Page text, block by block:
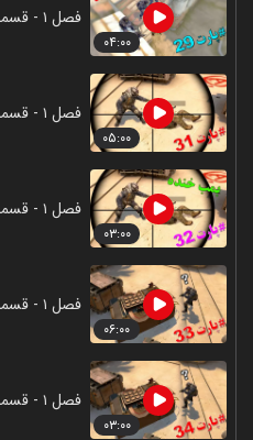
۰۴:۰۰
فصل ۱ - قسمت ۲۹
۰۵:۰۰
فصل ۱ - قسمت ۳۰
۰۳:۰۰
فصل ۱ - قسمت ۳۱
۰۶:۰۰
فصل ۱ - قسمت ۳۲
۰۳:۰۰
فصل ۱ - قسمت ۳۳